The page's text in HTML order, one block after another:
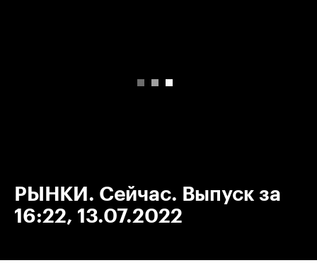
РЫНКИ. Сейчас. Выпуск за
16:22, 13.07.2022